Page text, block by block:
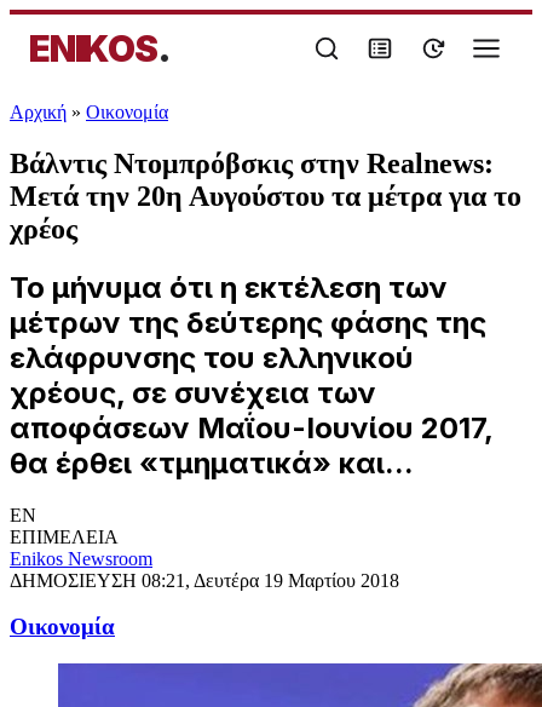
ENIKOS.
Αρχική » Oικονομία
Βάλντις Ντομπρόβσκις στην Realnews:
Μετά την 20η Αυγούστου τα μέτρα για το
χρέος
Το μήνυμα ότι η εκτέλεση των
μέτρων της δεύτερης φάσης της
ελάφρυνσης του ελληνικού
χρέους, σε συνέχεια των
αποφάσεων Μαΐου-Ιουνίου 2017,
θα έρθει «τμηματικά» και...
EN
ΕΠΙΜΕΛΕΙΑ
Enikos Newsroom
ΔΗΜΟΣΙΕΥΣΗ 08:21, Δευτέρα 19 Μαρτίου 2018
Oικονομία